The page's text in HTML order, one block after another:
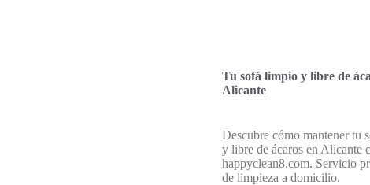
Tu sofá limpio y libre de
Alicante
Descubre cómo mantener tu
y libre de ácaros en Alicante
happyclean8.com. Servicio
de limpieza a domicilio.